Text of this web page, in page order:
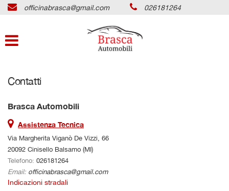
HOME
LISTA VEICOLI
ACQUISTIAMO USATO
ASSISTENZA
CONVENZIONI
officinabrasca@gmail.com 026181264
Contatti
Brasca Automobili
Assistenza Tecnica
Via Margherita Viganò De Vizzi, 66
20092 Cinisello Balsamo (MI)
Telefono: 026181264
Email: officinabrasca@gmail.com
Indicazioni stradali
preferenze
di
Il
ti
consente
di
esprimere
le
tue
preferenze
di